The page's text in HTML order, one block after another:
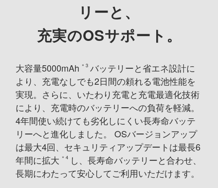
リーと、
充実のOSサポート。
大容量5000mAh ＊3 バッテリーと省エネ設計に
より、 充電なしでも2日間の頼れる電池性能を
実現。 さらに、いたわり充電と充電最適化技術
により、充電時のバッテリーへの負荷を軽減。
4年間使い続けても劣化しにくい長寿命バッテ
リーへと進化しました。
OSバージョンアップ
は最大4回、セキュリティアップデートは最長6
年間に拡大 ＊4 し、 長寿命バッテリーと合わせ、
長期にわたって安心してご利用いただけます。